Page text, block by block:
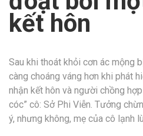
kết hôn
Sau khi thoát khỏi cơn ác mộng
càng choáng váng hơn khi phát
nhận kết hôn và người chồng
cóc” cô: Sở Phi Viễn. Tưởng
ý, nhưng không, mẹ của cô lạnh